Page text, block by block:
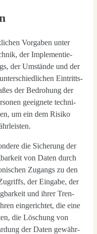
Vor­ga­ben unter
der Imple­men­tie­
der Umstän­de und der
Ein­tritts­
der Bedro­hung der
geeig­ne­te tech­ni­
um ein dem Risi­ko
die Siche­rung der
von Daten durch
Zugangs zu den
der Ein­ga­be, der
und ihrer Tren­
ein­ge­rich­tet, die eine
die Löschung von
der Daten gewähr­